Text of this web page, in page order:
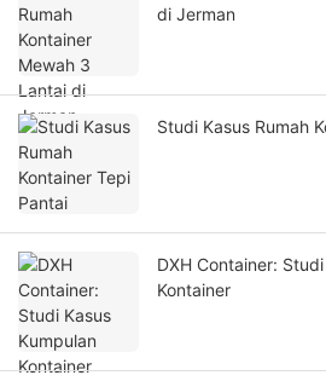
di Jerman
Studi Kasus Rumah
DXH Container:
Kontainer